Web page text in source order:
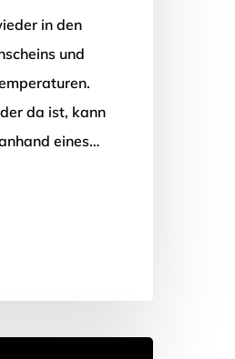
in den
und
da ist, kann
eines…